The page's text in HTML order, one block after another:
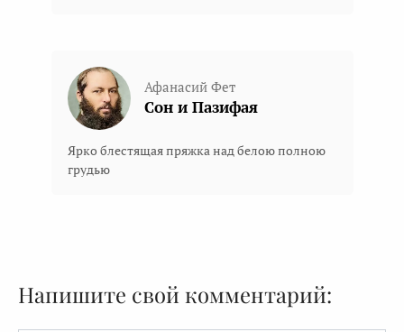
Афанасий Фет
Сон и Пазифая
Ярко блестящая пряжка над белою полною
грудью
Напишите свой комментарий: